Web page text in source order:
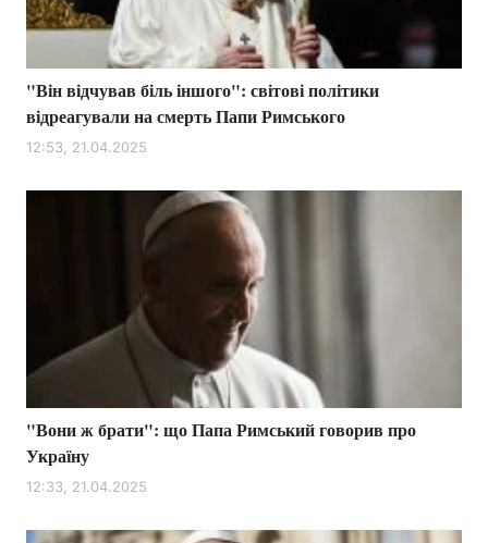
"Він відчував біль іншого": світові політики
відреагували на смерть Папи Римського
12:53, 21.04.2025
"Вони ж брати": що Папа Римський говорив про
Україну
12:33, 21.04.2025